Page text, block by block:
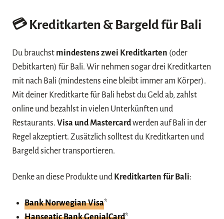
💳 Kreditkarten & Bargeld für Bali
Du brauchst mindestens zwei Kreditkarten (oder
Debitkarten) für Bali. Wir nehmen sogar drei Kreditkarten
mit nach Bali (mindestens eine bleibt immer am Körper).
Mit deiner Kreditkarte für Bali hebst du Geld ab, zahlst
online und bezahlst in vielen Unterkünften und
Restaurants. Visa und Mastercardwerden auf Bali in der
Regel akzeptiert. Zusätzlich solltest du Kreditkarten und
Bargeld sicher transportieren.
Denke an diese Produkte und Kreditkarten für Bali:
Bank Norwegian Visa*
Hanseatic Bank GenialCard*